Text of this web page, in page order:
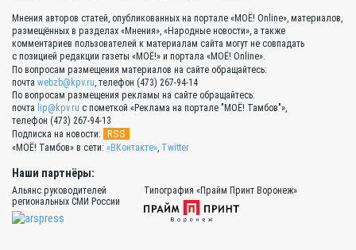
Мнения авторов статей, опубликованных на портале «МОЁ! Online», материалов,
размещённых в разделах «Мнения», «Народные новости», а также
комментариев пользователей к материалам сайта могут не совпадать
с позицией редакции газеты «МОЁ!» и портала «МОЁ! Online».
По вопросам размещения материалов на сайте обращайтесь:
почта webzb@kpv.ru, телефон (473) 267-94-14
По вопросам размещения рекламы на сайте обращайтесь:
почта lip@kpv.ru с пометкой «Реклама на портале "МОЁ! Тамбов"»,
телефон (473) 267-94-13
Подписка на новости:
RSS
«МОЁ! Тамбов» в сети: «ВКонтакте», Twitter
Наши партнёры:
Альянс руководителей
региональных СМИ России
Типография «Прайм Принт Воронеж»